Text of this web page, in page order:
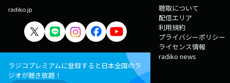
radiko.jp
ラジコプレミアムに登録すると日本全国のラ
ジオが聴き放題！
聴取について
配信エリア
利用規約
プライバシーポリシー
ライセンス情報
radiko news